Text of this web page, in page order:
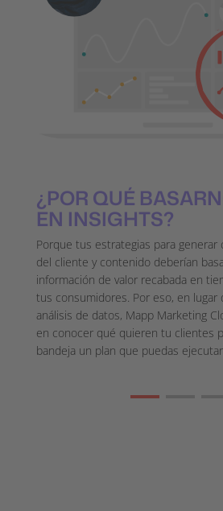
¿POR QUÉ
EN INSIGHTS?
Porque tus estrategias para generar
del cliente y contenido deberían
información de valor recabada en
tus consumidores. Por eso, en lugar
análisis de datos, Mapp Marketing
en conocer qué quieren tu clientes
bandeja un plan que puedas ejecutar.